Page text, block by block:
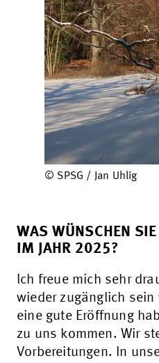
© SPSG / Jan Uhlig
WAS WÜNSCHEN
IM JAHR 2025?
Ich freue mich sehr
wieder zugänglich
eine gute Eröffnung
zu uns kommen. Wir
Vorbereitungen. In